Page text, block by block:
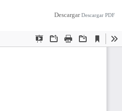
DescargarDescargar PDF